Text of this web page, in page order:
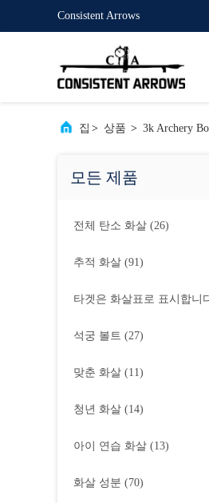
Consistent Arrows
집 > 상품 > 3k Archery
모든 제품
전체 탄소 화살 (26)
추적 화살 (91)
타겟은 화살표로 표시합니
석궁 볼트 (27)
맞춘 화살 (11)
청년 화살 (14)
아이 연습 화살 (13)
화살 성분 (70)